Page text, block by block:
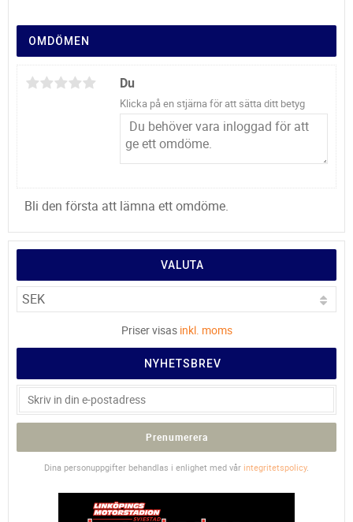
OMDÖMEN
Du
Klicka på en stjärna för att sätta ditt betyg
Bli den första att lämna ett omdöme.
VALUTA
Priser visas inkl. moms
NYHETSBREV
Prenumerera
Dina personuppgifter behandlas i enlighet med vår integritetspolicy.